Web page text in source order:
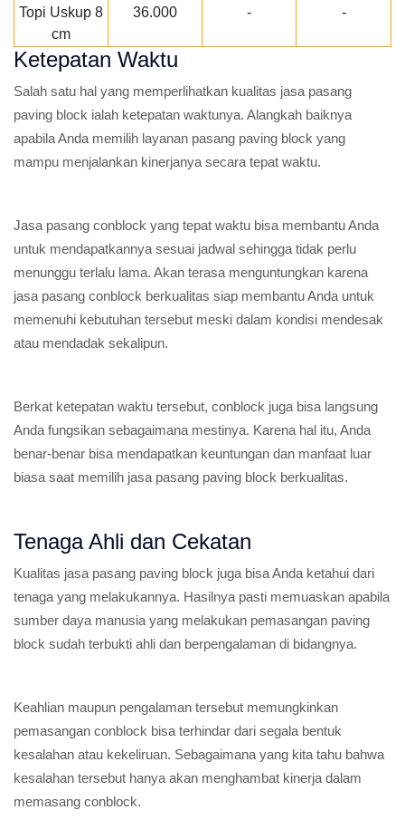
Topi Uskup 8
cm
36.000 - -
Ketepatan Waktu
Salah satu hal yang memperlihatkan kualitas jasa pasang
paving block ialah ketepatan waktunya. Alangkah baiknya
apabila Anda memilih layanan pasang paving block yang
mampu menjalankan kinerjanya secara tepat waktu.
Jasa pasang conblock yang tepat waktu bisa membantu Anda
untuk mendapatkannya sesuai jadwal sehingga tidak perlu
menunggu terlalu lama. Akan terasa menguntungkan karena
jasa pasang conblock berkualitas siap membantu Anda untuk
memenuhi kebutuhan tersebut meski dalam kondisi mendesak
atau mendadak sekalipun.
Berkat ketepatan waktu tersebut, conblock juga bisa langsung
Anda fungsikan sebagaimana mestinya. Karena hal itu, Anda
benar-benar bisa mendapatkan keuntungan dan manfaat luar
biasa saat memilih jasa pasang paving block berkualitas.
Tenaga Ahli dan Cekatan
Kualitas jasa pasang paving block juga bisa Anda ketahui dari
tenaga yang melakukannya. Hasilnya pasti memuaskan apabila
sumber daya manusia yang melakukan pemasangan paving
block sudah terbukti ahli dan berpengalaman di bidangnya.
Keahlian maupun pengalaman tersebut memungkinkan
pemasangan conblock bisa terhindar dari segala bentuk
kesalahan atau kekeliruan. Sebagaimana yang kita tahu bahwa
kesalahan tersebut hanya akan menghambat kinerja dalam
memasang conblock.